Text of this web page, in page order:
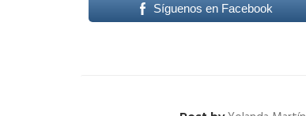
Síguenos en Facebook